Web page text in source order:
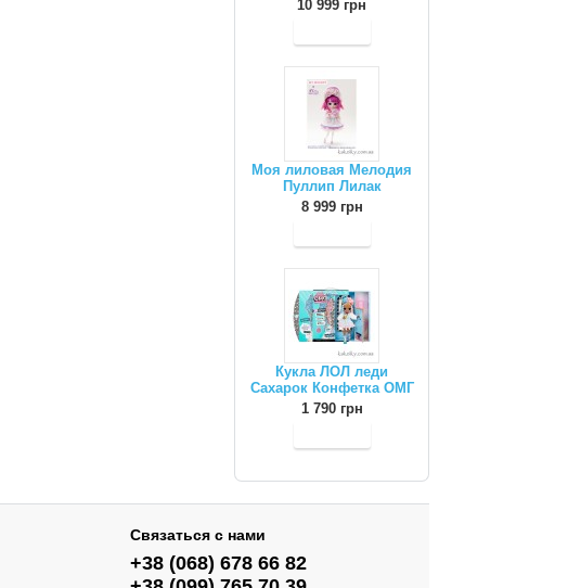
10 999 грн
Моя лиловая Мелодия
Пуллип Лилак
8 999 грн
Кукла ЛОЛ леди
Сахарок Конфетка ОМГ
1 790 грн
Связаться с нами
+38 (068) 678 66 82